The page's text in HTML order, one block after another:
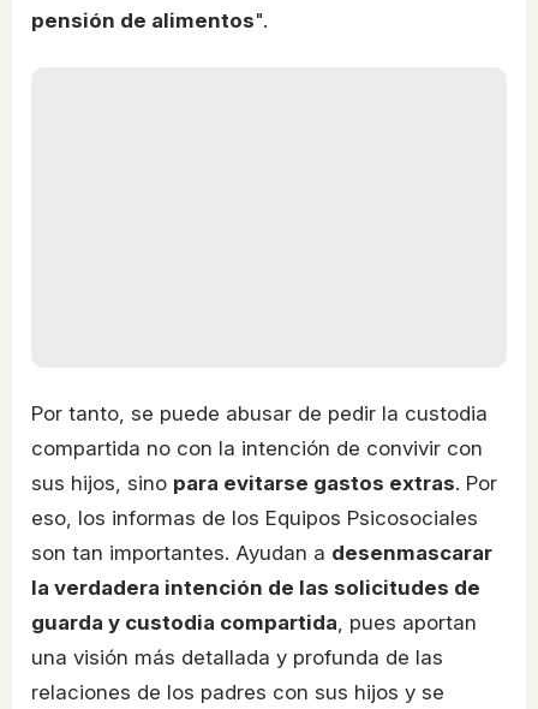
pensión de alimentos".
Por tanto, se puede abusar de pedir la custodia
compartida no con la intención de convivir con
sus hijos, sino para evitarse gastos extras. Por
eso, los informas de los Equipos Psicosociales
son tan importantes. Ayudan a desenmascarar
la verdadera intención de las solicitudes de
guarda y custodia compartida, pues aportan
una visión más detallada y profunda de las
relaciones de los padres con sus hijos y se